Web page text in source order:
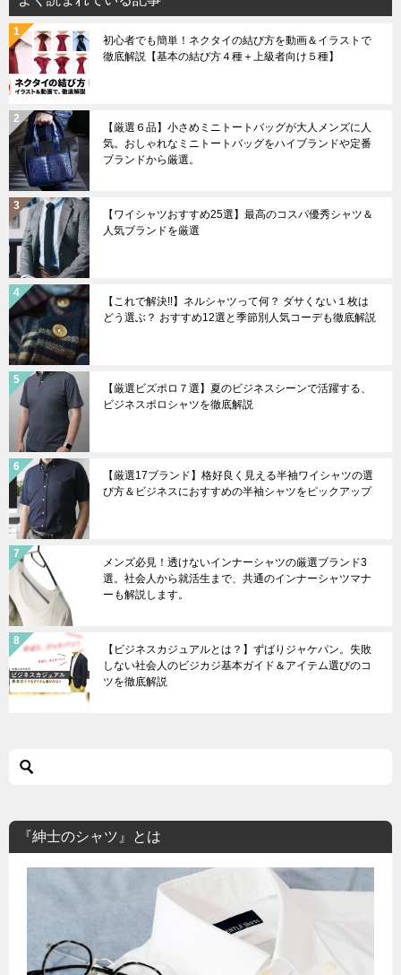
初心者でも簡単！ネクタイの結び方を動画＆イラストで
徹底解説【基本の結び方４種＋上級者向け５種】
【厳選６品】小さめミニトートバッグが大人メンズに人
気。おしゃれなミニトートバッグをハイブランドや定番
ブランドから厳選。
【ワイシャツおすすめ25選】最高のコスパ優秀シャツ＆
人気ブランドを厳選
【これで解決!!】ネルシャツって何？ ダサくない１枚は
どう選ぶ？ おすすめ12選と季節別人気コーデも徹底解説
【厳選ビズポロ７選】夏のビジネスシーンで活躍する、
ビジネスポロシャツを徹底解説
【厳選17ブランド】格好良く見える半袖ワイシャツの選
び方＆ビジネスにおすすめの半袖シャツをピックアップ
メンズ必見！透けないインナーシャツの厳選ブランド3
選。社会人から就活生まで、共通のインナーシャツマナ
ーも解説します。
【ビジネスカジュアルとは？】ずばりジャケパン。失敗
しない社会人のビジカジ基本ガイド＆アイテム選びのコ
ツを徹底解説
『紳士のシャツ』とは